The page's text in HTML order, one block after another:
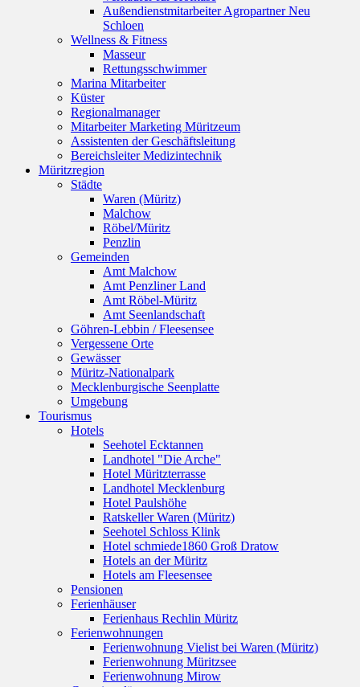
Außendienstmitarbeiter Agropartner Neu
Schloen
Wellness & Fitness
Masseur
Rettungsschwimmer
Marina Mitarbeiter
Küster
Regionalmanager
Mitarbeiter Marketing Müritzeum
Assistenten der Geschäftsleitung
Bereichsleiter Medizintechnik
Müritzregion
Städte
Waren (Müritz)
Malchow
Röbel/Müritz
Penzlin
Gemeinden
Amt Malchow
Amt Penzliner Land
Amt Röbel-Müritz
Amt Seenlandschaft
Göhren-Lebbin / Fleesensee
Vergessene Orte
Gewässer
Müritz-Nationalpark
Mecklenburgische Seenplatte
Umgebung
Tourismus
Hotels
Seehotel Ecktannen
Landhotel "Die Arche"
Hotel Müritzterrasse
Landhotel Mecklenburg
Hotel Paulshöhe
Ratskeller Waren (Müritz)
Seehotel Schloss Klink
Hotel schmiede1860 Groß Dratow
Hotels an der Müritz
Hotels am Fleesensee
Pensionen
Ferienhäuser
Ferienhaus Rechlin Müritz
Ferienwohnungen
Ferienwohnung Vielist bei Waren (Müritz)
Ferienwohnung Müritzsee
Ferienwohnung Mirow